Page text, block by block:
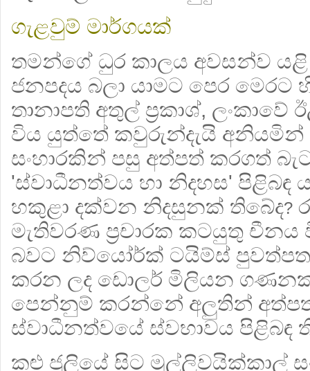
ගැළවුම් මාර්ගයක්
තමන්ගේ ධුර කාලය අවසන්ව
ජනපදය බලා යාමට පෙර
තානාපති අතුල් ප්‍රකාශ්, ලංකාවේ
විය යුත්තේ කවුරුන්දැයි අනියමින්
සංහාරකින් පසු අත්පත් කරගත්
'ස්වාධීනත්වය හා නිදහස' පිළිබඳ
හකුළා දක්වන නිදසුනක් තිබේද?
මැතිවරණ ප්‍රචාරක කටයුතු
බවට නිව්යෝර්ක් ටයිම්ස්
කරන ලද ඩොලර් මිලියන
පෙන්නුම් කරන්නේ අලුතින්
ස්වාධීනත්වයේ ස්වභාවය
කළු ජූලියේ සිට මුල්ලිවයික්කාල්